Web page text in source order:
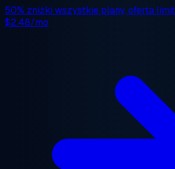
50% zniżki wszystkie plany, oferta
$2.48/mo